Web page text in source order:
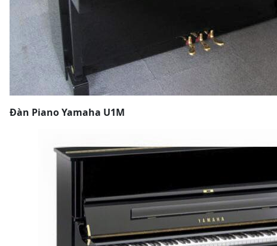
Đàn Piano Yamaha U1M